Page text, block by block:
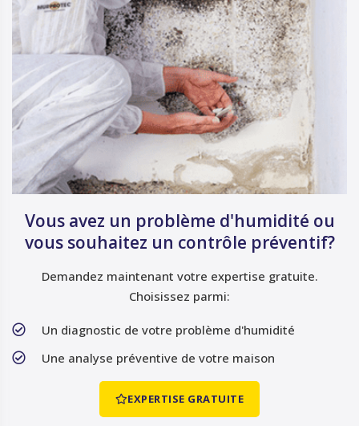
Vous avez un problème d'humidité ou
vous souhaitez un contrôle préventif?
Demandez maintenant votre expertise gratuite.
Choisissez parmi:
Un diagnostic de votre problème d'humidité
Une analyse préventive de votre maison
EXPERTISE GRATUITE